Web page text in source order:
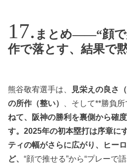
まとめ——“顔で
作で落とす、結果で
熊谷敬宥選手は、
見栄えの良さ
の所作（整い）
、そして**勝負所
ねて、阪神の勝利を裏側から確
す。2025年の初本塁打は序章に
ティの幅がさらに広がり、ヒー
ど、 “顔で推せる”から“プレー